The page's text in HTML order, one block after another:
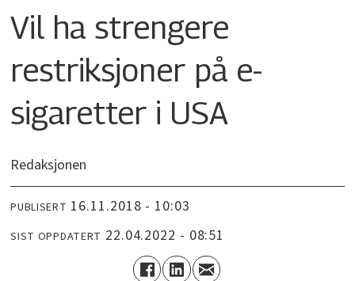
Vil ha strengere
restriksjoner på e-
sigaretter i USA
Redaksjonen
PUBLISERT 16.11.2018 - 10:03
SIST OPPDATERT 22.04.2022 - 08:51